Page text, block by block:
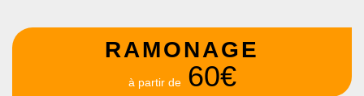
RAMONAGE
à partir de 60€